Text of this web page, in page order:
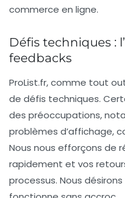
commerce en ligne.
Défis techniques :
feedbacks
ProList.fr, comme tout
de défis techniques.
des préoccupations,
problèmes d’affichage,
Nous nous efforçons de
rapidement et vos
processus. Nous